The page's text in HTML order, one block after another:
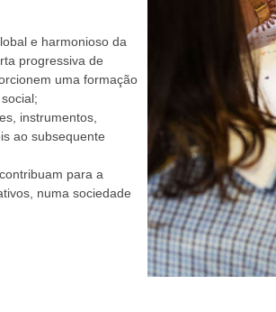
e harmonioso da
progressiva de
uma formação
instrumentos,
ao subsequente
para a
numa sociedade